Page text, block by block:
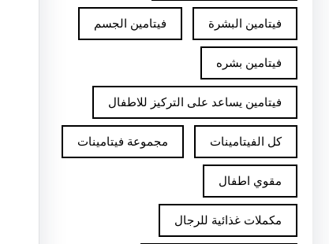
فيتامين البشرة فيتامين الجسم
فيتامين بشره
فيتامين يساعد على التركيز للاطفال
كل الفيتامينات مجموعة فيتامينات
مقوي اطفال
مكملات غذائية للرجال